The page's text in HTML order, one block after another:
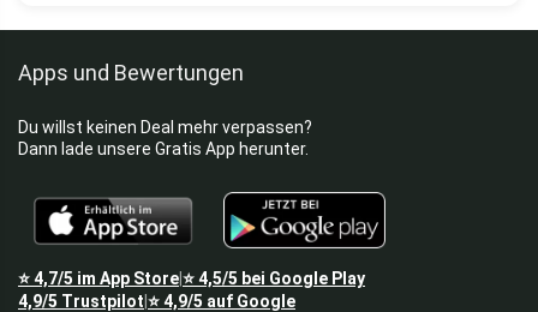
Apps und Bewertungen
Du willst keinen Deal mehr verpassen?
Dann lade unsere Gratis App herunter.
⭐4,7/5 im App Store⭐4,5/5 bei Google Play
4,9/5 Trustpilot ⭐4,9/5 auf Google